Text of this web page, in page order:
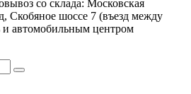
со склада: Московская
Скобяное шоссе 7 (въезд между
и автомобильным центром